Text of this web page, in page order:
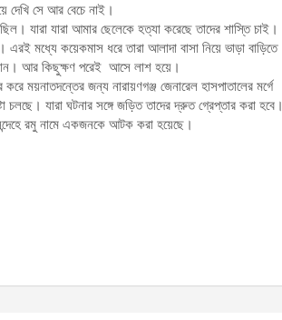
দেখি সে আর বেচে নাই।
যারা যারা আমার ছেলেকে হত্যা করেছে তাদের শাস্তি চাই।
মধ্যে কয়েকমাস ধরে তারা আলাদা বাসা নিয়ে ভাড়া বাড়িতে
আর কিছুক্ষণ পরেই আসে লাশ হয়ে।
ময়নাতদন্তের জন্য নারায়ণগঞ্জ জেনারেল হাসপাতালের মর্গে
যারা ঘটনার সঙ্গে জড়িত তাদের দ্রুত গ্রেপ্তার করা হবে।
রমু নামে একজনকে আটক করা হয়েছে।